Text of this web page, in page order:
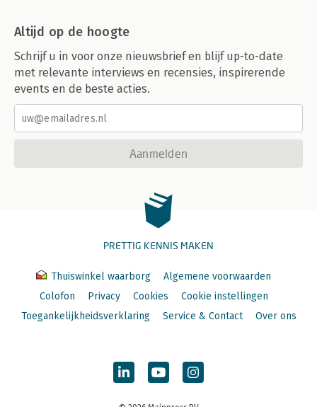
Altijd op de hoogte
Schrijf u in voor onze nieuwsbrief en blijf up-to-date
met relevante interviews en recensies, inspirerende
events en de beste acties.
Aanmelden
PRETTIG KENNIS MAKEN
Thuiswinkel waarborg
Algemene voorwaarden
Colofon
Privacy Cookies
Cookie instellingen
Toegankelijkheidsverklaring
Service & Contact Over ons